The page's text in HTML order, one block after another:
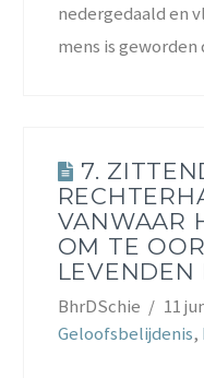
nedergedaald en
mens is
7.
VANWAAR
OM TE
BhrDSchie
11
Geloofsbelijdenis,